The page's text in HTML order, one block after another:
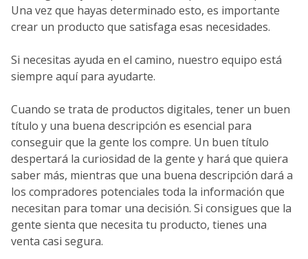
Una vez que hayas determinado esto, es importante
crear un producto que satisfaga esas necesidades.
Si necesitas ayuda en el camino, nuestro equipo está
siempre aquí para ayudarte.
Cuando se trata de productos digitales, tener un buen
título y una buena descripción es esencial para
conseguir que la gente los compre. Un buen título
despertará la curiosidad de la gente y hará que quiera
saber más, mientras que una buena descripción dará a
los compradores potenciales toda la información que
necesitan para tomar una decisión. Si consigues que la
gente sienta que necesita tu producto, tienes una
venta casi segura.